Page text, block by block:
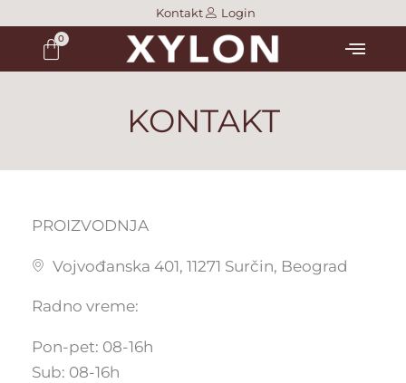
content
Kontakt Login
Menu
KONTAKT
PROIZVODNJA
Vojvođanska 401, 11271 Surčin, Beograd
Radno vreme:
Pon-pet: 08-16h
Sub: 08-16h